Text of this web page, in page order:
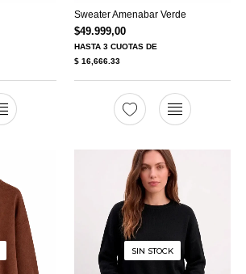
Sweater Amenabar Verde
$49.999,00
HASTA3 CUOTAS DE
$ 16,666.33
SIN STOCK